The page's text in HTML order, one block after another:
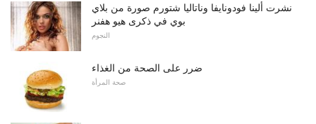
نشرت ألينا فودونايفا وناتاليا شتورم صورة من بلاي
بوي في ذكرى هيو هفنر
النجوم
ضرر على الصحة من الغذاء
صحة المرأة